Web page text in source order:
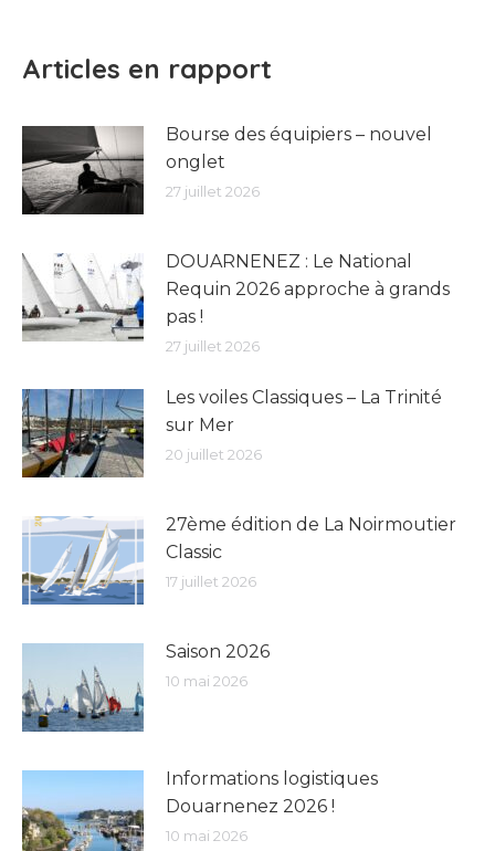
Articles en rapport
Bourse des équipiers – nouvel
onglet
27 juillet 2026
DOUARNENEZ : Le National
Requin 2026 approche à grands
pas !
27 juillet 2026
Les voiles Classiques – La Trinité
sur Mer
20 juillet 2026
27ème édition de La Noirmoutier
Classic
17 juillet 2026
Saison 2026
10 mai 2026
Informations logistiques
Douarnenez 2026 !
10 mai 2026